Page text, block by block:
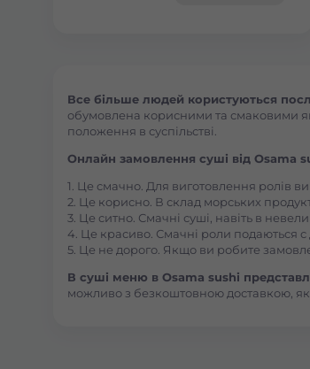
Все більше людей користуються
обумовлена корисними та смаковими
положення в суспільстві.
Онлайн замовлення суші від Osama
1. Це смачно. Для виготовлення ролів
2. Це корисно. В склад морських
3. Це ситно. Смачні суші, навіть в
4. Це красиво. Смачні роли подаються с
5. Це не дорого. Якщо ви робите
В суші меню в Osama sushi
можливо з безкоштовною доставкою,